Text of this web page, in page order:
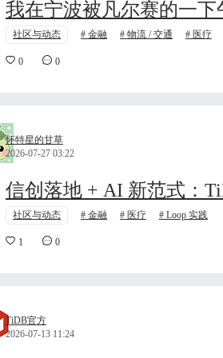
我在宁波被凡尔赛的一
社区与动态 金融 物流 / 交通 医疗
0 0
怀特星的甘草
2026-07-27 03:22
信创落地 + AI 新范式：
社区与动态 金融 医疗 Loop 实践
1 0
TiDB官方
2026-07-13 11:24